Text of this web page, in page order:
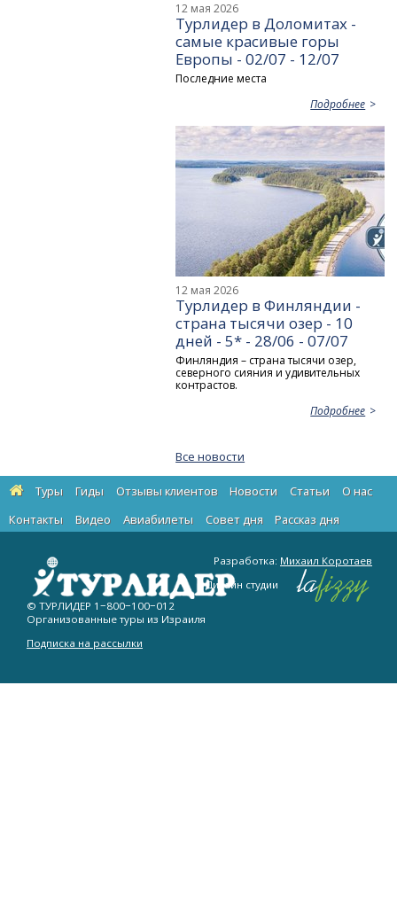
12 мая 2026
Турлидер в Доломитах -
самые красивые горы
Европы - 02/07 - 12/07
Последние места
Подробнее
12 мая 2026
Турлидер в Финляндии -
страна тысячи озер - 10
дней - 5* - 28/06 - 07/07
Финляндия – страна тысячи озер,
северного сияния и удивительных
контрастов.
Подробнее
Все новости
Туры Гиды Отзывы клиентов Новости Статьи
О нас
Контакты
Видео Авиабилеты Cовет дня Рассказ дня
© ТУРЛИДЕР 1−800−100−012
Организованные туры из Израиля
Подписка на рассылки
Разработка: Михаил Коротаев
Дизайн студии